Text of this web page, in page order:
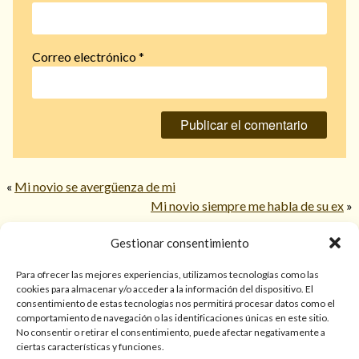
Gestionar consentimiento
Para ofrecer las mejores experiencias, utilizamos tecnologías como las
cookies para almacenar y/o acceder a la información del dispositivo. El
consentimiento de estas tecnologías nos permitirá procesar datos como el
comportamiento de navegación o las identificaciones únicas en este sitio.
No consentir o retirar el consentimiento, puede afectar negativamente a
ciertas características y funciones.
Correo electrónico*
« Mi novio se avergüenza de mi
Mi novio siempre me habla de su ex »
Sólo para mayores de 18 años. Las lecturas de cartas, hechizos,
amarres, endulzamientos, videncias y predicciones tienen
finalidad de entretenimiento y/o ayuda personal. Estos